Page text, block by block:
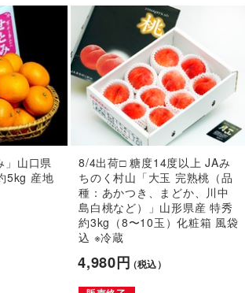
」山口県
5kg 産地
8/4出荷□ 糖度14度以上 JAみ
ちのく村山「大玉 完熟桃（品
種：あかつき、まどか、川中
島白桃など）」山形県産 特秀
約3kg（8〜10玉）化粧箱 風袋
込 ※冷蔵
4,980円（税込）